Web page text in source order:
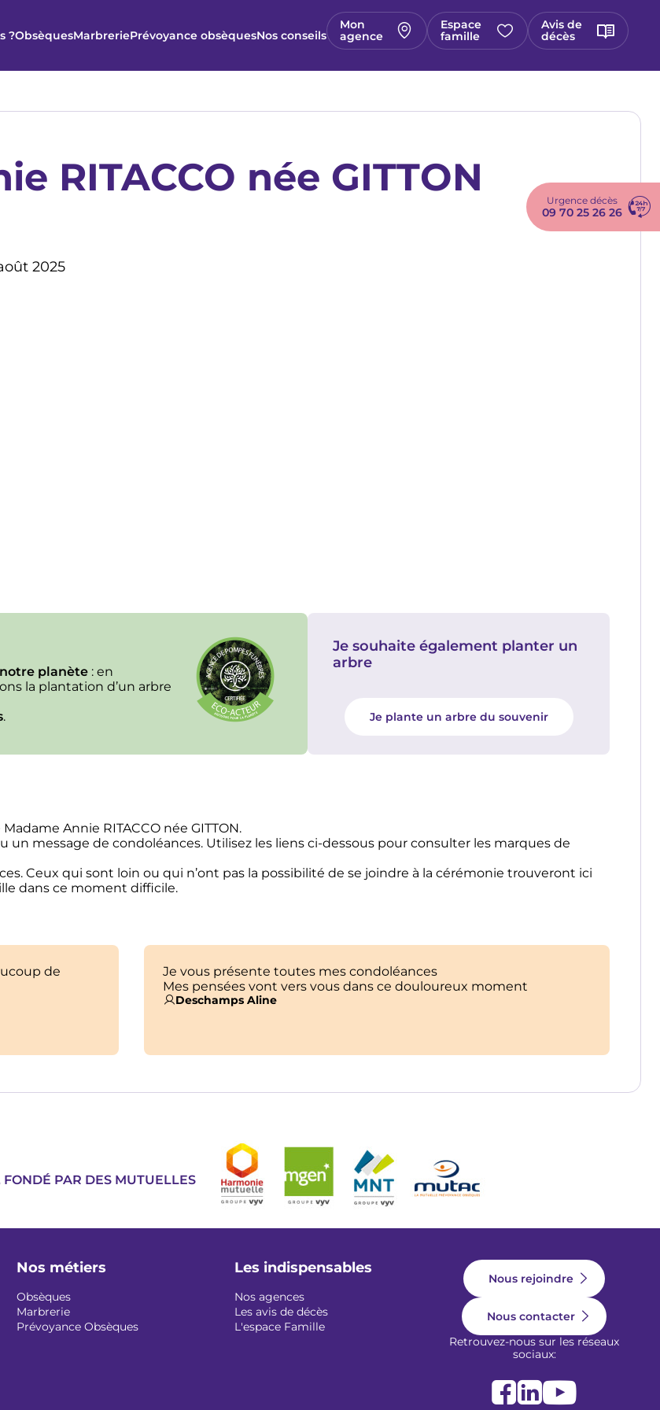
?ObsèquesMarbreriePrévoyance obsèquesNos conseils
Mon
agence
Espace
famille
Avis de
décès
Urgence décès
09 70 25 26 26
RITACCO née GITTON
2025
planète : en
la plantation d’un arbre
.
Image
Je souhaite également planter un
arbre
Je plante un arbre du souvenir
Annie RITACCO née GITTON.
un message de condoléances. Utilisez les liens ci-dessous pour consulter les marques de
Ceux qui sont loin ou qui n’ont pas la possibilité de se joindre à la cérémonie trouveront ici
dans ce moment difficile.
de
Je vous présente toutes mes condoléances
Mes pensées vont vers vous dans ce douloureux moment
Deschamps Aline
PAR DES MUTUELLES
Image
Nos métiers
Obsèques
Marbrerie
Prévoyance Obsèques
Les indispensables
Nos agences
Les avis de décès
L'espace Famille
Nous rejoindre
Nous contacter
Retrouvez-nous sur les réseaux
sociaux: